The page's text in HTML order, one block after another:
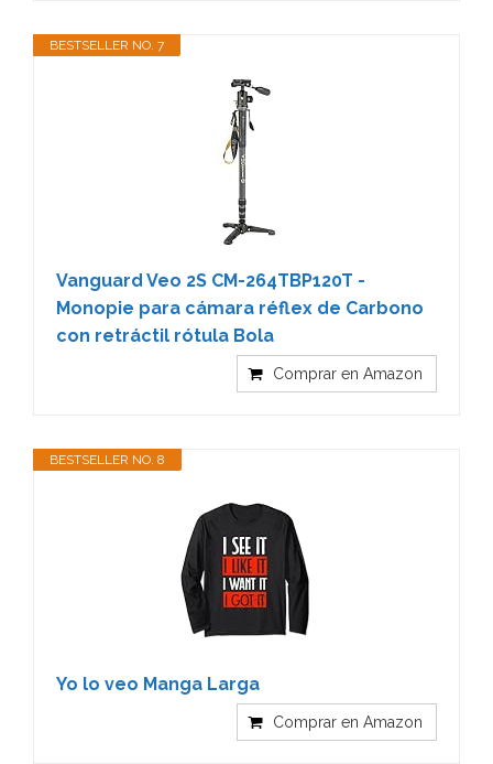
BESTSELLER NO. 7
Vanguard Veo 2S CM-264TBP120T -
Monopie para cámara réflex de Carbono
con retráctil rótula Bola
Comprar en Amazon
BESTSELLER NO. 8
Yo lo veo Manga Larga
Comprar en Amazon